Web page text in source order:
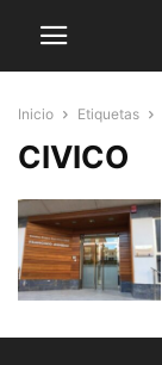
Inicio Etiquetas
CIVICO